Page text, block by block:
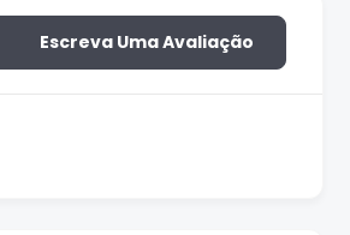
Escreva Uma Avaliação